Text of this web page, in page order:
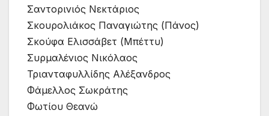
Σαντορινιός Νεκτάριος
Σκουρολιάκος Παναγιώτης (Πάνος)
Σκούφα Ελισσάβετ (Μπέττυ)
Συρμαλένιος Νικόλαος
Τριανταφυλλίδης Αλέξανδρος
Φάμελλος Σωκράτης
Φωτίου Θεανώ